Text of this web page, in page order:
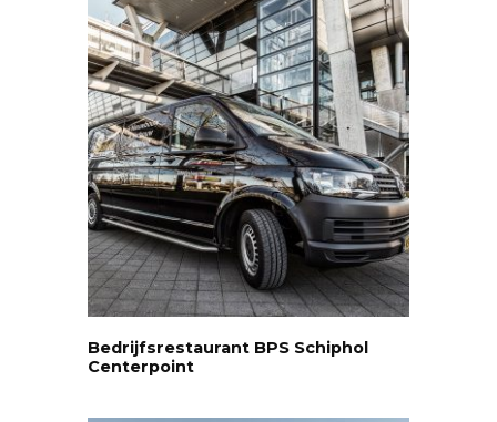
Bedrijfsrestaurant BPS Schiphol
Centerpoint